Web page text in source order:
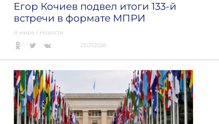
Егор Кочиев подвел итоги 133-й
встречи в формате МПРИ
В мире / Новости
23.07.2026